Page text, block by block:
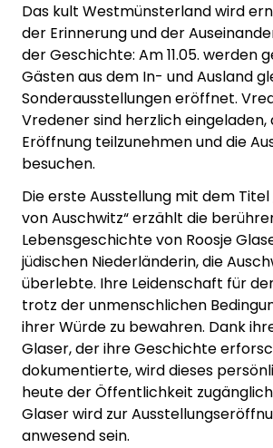
Das kult Westmünsterland wird
der Erinnerung und der
der Geschichte: Am 11.05. werden
Gästen aus dem In- und Ausland
Sonderausstellungen eröffnet.
Vredener sind herzlich eingeladen,
Eröffnung teilzunehmen und die
besuchen.
Die erste Ausstellung mit dem Titel
von Auschwitz“ erzählt die
Lebensgeschichte von Roosje
jüdischen Niederländerin, die
überlebte. Ihre Leidenschaft für
trotz der unmenschlichen
ihrer Würde zu bewahren. Dank
Glaser, der ihre Geschichte
dokumentierte, wird dieses
heute der Öffentlichkeit
Glaser wird zur
anwesend sein.